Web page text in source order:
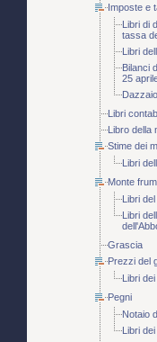
Imposte e
Libri di
tassa
Libri
Bilanci
25
Libri
Libro della
Stime dei
Libri
Monte
Libri
Libri
Grascia
Prezzi del
Libri
Pegni
Notaio
Libri